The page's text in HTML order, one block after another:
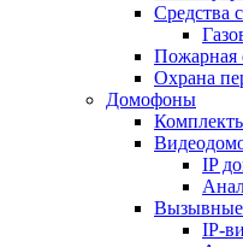
Средства
Пожарная
Охрана
Домофоны
IP
Вызывные
IP-